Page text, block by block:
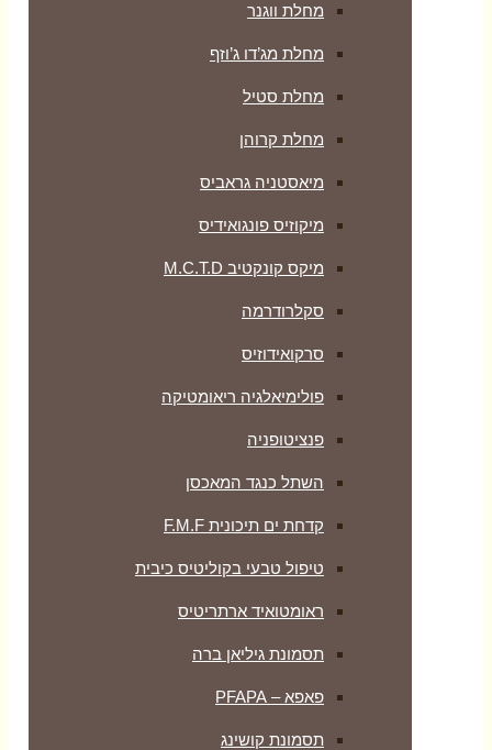
מחלת ווגנר
מחלת מג’דו ג’וזף
מחלת סטיל
מחלת קרוהן
מיאסטניה גראביס
מיקוזיס פונגואידיס
מיקס קונקטיב M.C.T.D
סקלרודרמה
סרקואידוזיס
פולימיאלגיה ריאומטיקה
‏פנציטופניה
השתל כנגד המאכסן
קדחת ים תיכונית F.M.F
טיפול טבעי בקוליטיס כיבית
ראומטואיד ארתריטיס
תסמונת גיליאן ברה
פאפא – PFAPA
תסמונת קושינג